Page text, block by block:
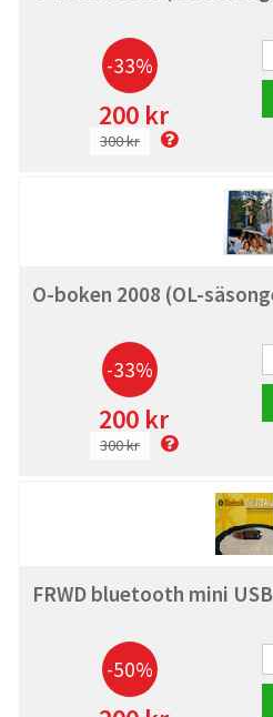
-33%
200 kr
300 kr
O-boken 2008 (OL-
-33%
200 kr
300 kr
FRWD bluetooth mini
-50%